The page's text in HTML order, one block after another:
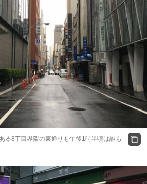
る8丁目界隈の裏通りも午後1時半頃は誰も